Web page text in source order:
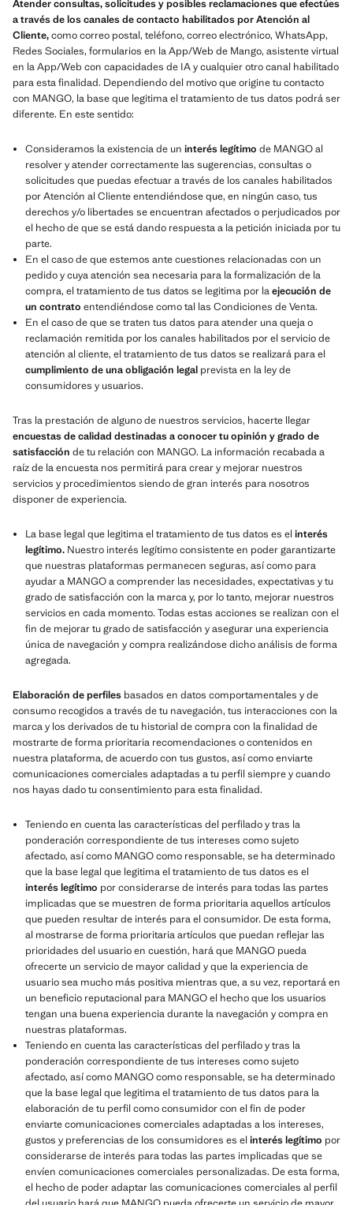
Atender consultas, solicitudes y posibles reclamaciones que efectúes
a través de los canales de contacto habilitados por Atención al
Cliente,como correo postal, teléfono, correo electrónico, WhatsApp,
Redes Sociales, formularios en la App/Web de Mango, asistente virtual
en la App/Web con capacidades de IA y cualquier otro canal habilitado
para esta finalidad. Dependiendo del motivo que origine tu contacto
con MANGO, la base que legitima el tratamiento de tus datos podrá ser
diferente. En este sentido:
Consideramos la existencia de un interés legítimo de MANGO al
resolver y atender correctamente las sugerencias, consultas o
solicitudes que puedas efectuar a través de los canales habilitados
por Atención al Cliente entendiéndose que, en ningún caso, tus
derechos y/o libertades se encuentran afectados o perjudicados por
el hecho de que se está dando respuesta a la petición iniciada por tu
parte.
En el caso de que estemos ante cuestiones relacionadas con un
pedido y cuya atención sea necesaria para la formalización de la
compra, el tratamiento de tus datos se legitima por laejecución de
un contrato entendiéndose como tal las Condiciones de Venta.
En el caso de que se traten tus datos para atender una queja o
reclamación remitida por los canales habilitados por el servicio de
atención al cliente, el tratamiento de tus datos se realizará para el
cumplimiento de una obligación legal prevista en la ley de
consumidores y usuarios.
Tras la prestación de alguno de nuestros servicios, hacerte llegar
encuestas de calidad destinadas a conocer tu opinión y grado de
satisfacción de tu relación con MANGO. La información recabada a
raíz de la encuesta nos permitirá para crear y mejorar nuestros
servicios y procedimientos siendo de gran interés para nosotros
disponer de experiencia.
La base legal que legitima el tratamiento de tus datos es el interés
legítimo. Nuestro interés legítimo consistente en poder garantizarte
que nuestras plataformas permanecen seguras, así como para
ayudar a MANGO a comprender las necesidades, expectativas y tu
grado de satisfacción con la marca y, por lo tanto, mejorar nuestros
servicios en cada momento. Todas estas acciones se realizan con el
fin de mejorar tu grado de satisfacción y asegurar una experiencia
única de navegación y compra realizándose dicho análisis de forma
agregada.
Elaboración de perfiles basados en datos comportamentales y de
consumo recogidos a través de tu navegación, tus interacciones con la
marca y los derivados de tu historial de compra con la finalidad de
mostrarte de forma prioritaria recomendaciones o contenidos en
nuestra plataforma, de acuerdo con tus gustos, así como enviarte
comunicaciones comerciales adaptadas a tu perfil siempre y cuando
nos hayas dado tu consentimiento para esta finalidad.
Teniendo en cuenta las características del perfilado y tras la
ponderación correspondiente de tus intereses como sujeto
afectado, así como MANGO como responsable, se ha determinado
que la base legal que legitima el tratamiento de tus datos es el
interés legítimo por considerarse de interés para todas las partes
implicadas que se muestren de forma prioritaria aquellos artículos
que pueden resultar de interés para el consumidor. De esta forma,
al mostrarse de forma prioritaria artículos que puedan reflejar las
prioridades del usuario en cuestión, hará que MANGO pueda
ofrecerte un servicio de mayor calidad y que la experiencia de
usuario sea mucho más positiva mientras que, a su vez, reportará en
un beneficio reputacional para MANGO el hecho que los usuarios
tengan una buena experiencia durante la navegación y compra en
nuestras plataformas.
Teniendo en cuenta las características del perfilado y tras la
ponderación correspondiente de tus intereses como sujeto
afectado, así como MANGO como responsable, se ha determinado
que la base legal que legitima el tratamiento de tus datos para la
elaboración de tu perfil como consumidor con el fin de poder
enviarte comunicaciones comerciales adaptadas a los intereses,
gustos y preferencias de los consumidores es el interés legítimo por
considerarse de interés para todas las partes implicadas que se
envíen comunicaciones comerciales personalizadas. De esta forma,
el hecho de poder adaptar las comunicaciones comerciales al perfil